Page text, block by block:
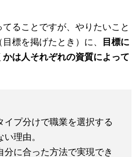
ることですが、やりたいこと
標を掲げたとき）に、
目標に
は人それぞれの資質によって
イプ分けで職業を選択する
理由。
分に合った方法で実現でき